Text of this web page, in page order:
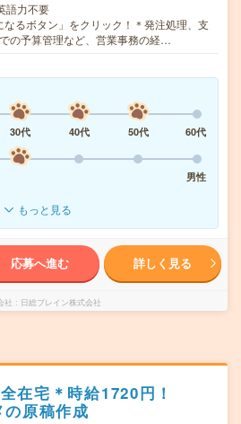
語力不要
なるボタン」をクリック！＊発注処理、支
の予算管理など、営業事務の経…
30代 40代 50代
60代
男性
もっと見る
応募へ進む 詳しく見る
社 日総ブレイン株式会社
在宅＊時給1720円！
原稿作成